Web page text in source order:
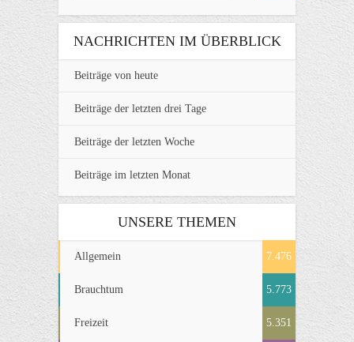
NACHRICHTEN IM ÜBERBLICK
Beiträge von heute
Beiträge der letzten drei Tage
Beiträge der letzten Woche
Beiträge im letzten Monat
UNSERE THEMEN
Allgemein 7.476
Brauchtum 5.773
Freizeit 5.351